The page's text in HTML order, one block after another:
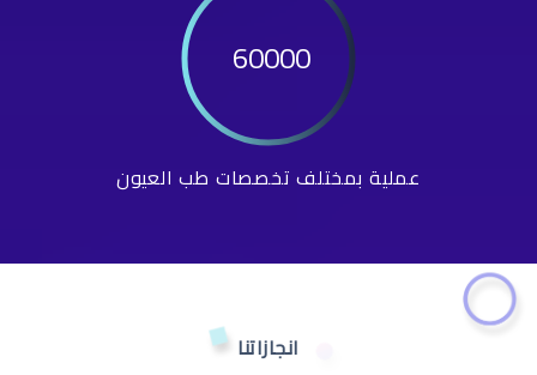
60000
عملية بمختلف تخصصات طب العيون
انجازاتنا